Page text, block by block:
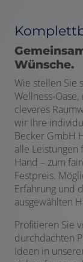
Wünsche.
Wie stellen Sie
Wellness-
cleveres
wir Ihre
Becker GmbH
alle Leistungen
Hand – zum
Festpreis.
Erfahrung und
ausgewählten
Profitieren Sie
durchdachten
Ideen in